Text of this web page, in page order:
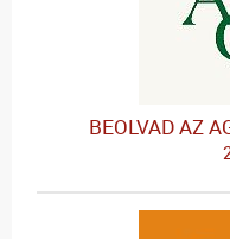
BEOLVAD AZ